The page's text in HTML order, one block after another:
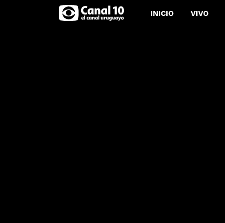
INICIO VIVO